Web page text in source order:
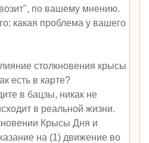
по вашему мнению.
какая проблема у вашего
столкновения крысы
есть в карте?
в бацзы, никак не
в реальной жизни.
Крысы Дня и
на (1) движение во